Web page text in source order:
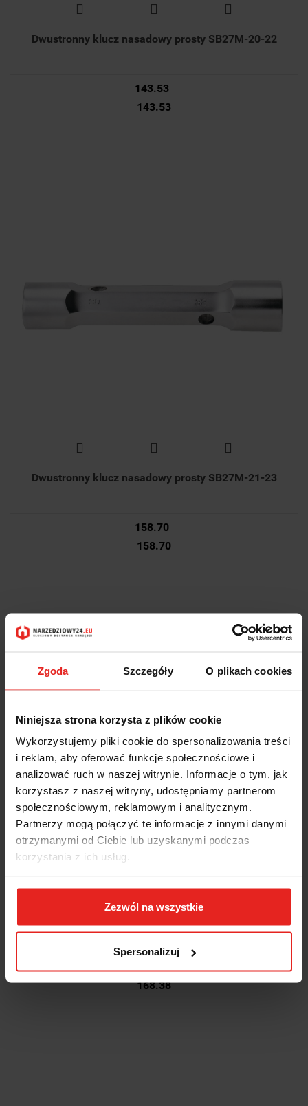
Zgoda Szczegóły O plikach cookies
Niniejsza strona korzysta z plików cookie
Wykorzystujemy pliki cookie do spersonalizowania treści
i reklam, aby oferować funkcje społecznościowe i
analizować ruch w naszej witrynie. Informacje o tym, jak
korzystasz z naszej witryny, udostępniamy partnerom
społecznościowym, reklamowym i analitycznym.
Partnerzy mogą połączyć te informacje z innymi danymi
otrzymanymi od Ciebie lub uzyskanymi podczas
korzystania z ich usług.
Zezwól na wszystkie
Spersonalizuj
Dwustronny klucz nasadowy prosty SB27M-20-22
143.53
143.53
Dwustronny klucz nasadowy prosty SB27M-21-23
158.70
158.70
168.38
168.38